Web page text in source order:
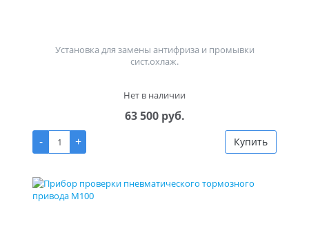
Установка для замены антифриза и промывки
сист.охлаж.
Нет в наличии
63 500 руб.
-
+ Купить